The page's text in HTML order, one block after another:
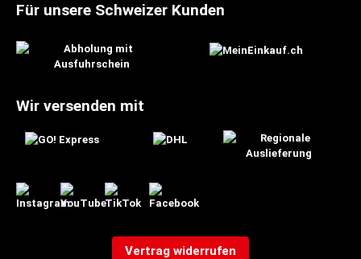
Für unsere Schweizer Kunden
Wir versenden mit
Vertrag widerrufen